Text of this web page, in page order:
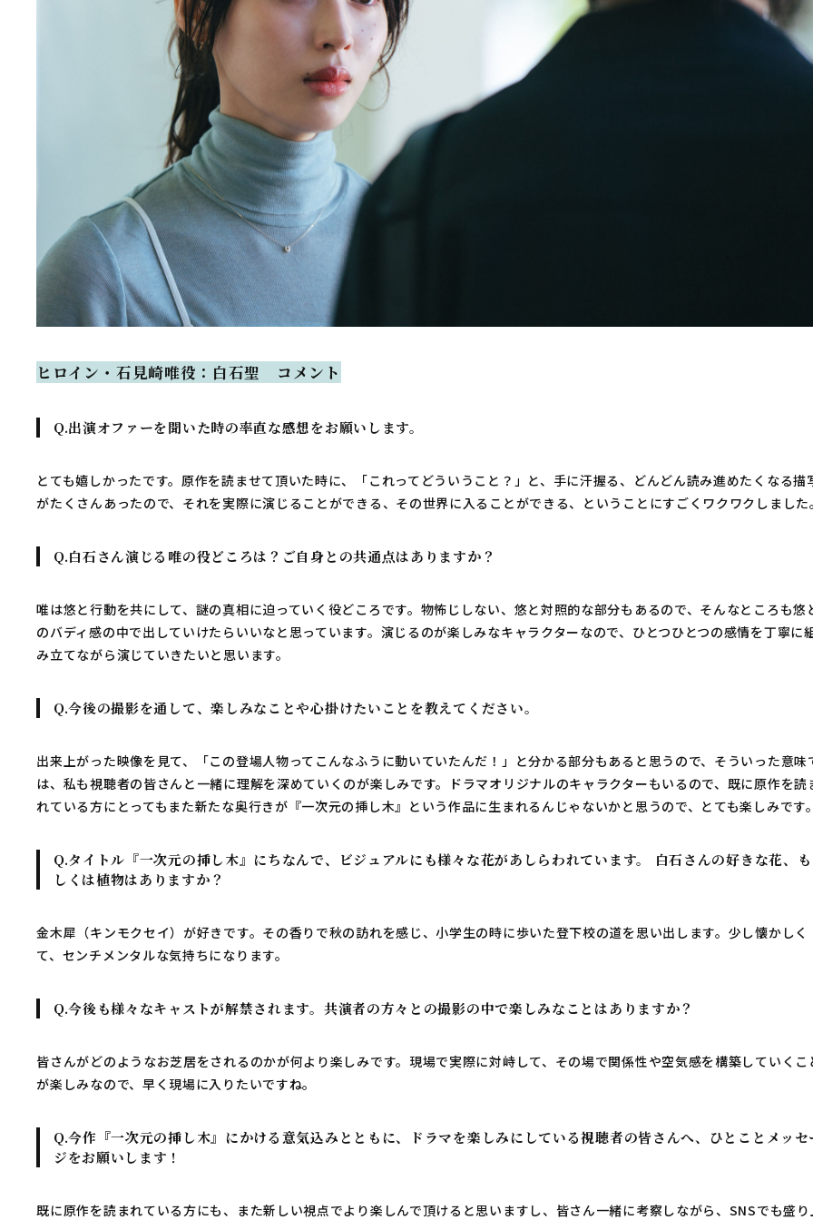
ヒロイン・石見崎唯役：白石聖 コメント
Q.出演オファーを聞いた時の率直な感想をお願いします。
とても嬉しかったです。原作を読ませて頂いた時に、「これってどういうこと？」と、手に汗握る、どんどん読み進めたくなる描
がたくさんあったので、それを実際に演じることができる、その世界に入ることができる、ということにすごくワクワクしました。
Q.白石さん演じる唯の役どころは？ご自身との共通点はありますか？
唯は悠と行動を共にして、謎の真相に迫っていく役どころです。物怖じしない、悠と対照的な部分もあるので、そんなところも悠
のバディ感の中で出していけたらいいなと思っています。演じるのが楽しみなキャラクターなので、ひとつひとつの感情を丁寧に
み立てながら演じていきたいと思います。
Q.今後の撮影を通して、楽しみなことや心掛けたいことを教えてください。
出来上がった映像を見て、「この登場人物ってこんなふうに動いていたんだ！」と分かる部分もあると思うので、そういった意味
は、私も視聴者の皆さんと一緒に理解を深めていくのが楽しみです。ドラマオリジナルのキャラクターもいるので、既に原作を読
れている方にとってもまた新たな奥行きが『一次元の挿し木』という作品に生まれるんじゃないかと思うので、とても楽しみです。
Q.タイトル『一次元の挿し木』にちなんで、ビジュアルにも様々な花があしらわれています。 白石さんの好きな花、も
しくは植物はありますか？
金木犀（キンモクセイ）が好きです。その香りで秋の訪れを感じ、小学生の時に歩いた登下校の道を思い出します。少し懐かしく
て、センチメンタルな気持ちになります。
Q.今後も様々なキャストが解禁されます。共演者の方々との撮影の中で楽しみなことはありますか？
皆さんがどのようなお芝居をされるのかが何より楽しみです。現場で実際に対峙して、その場で関係性や空気感を構築していくこ
が楽しみなので、早く現場に入りたいですね。
Q.今作『一次元の挿し木』にかける意気込みとともに、ドラマを楽しみにしている視聴者の皆さんへ、ひとことメッセ
ジをお願いします！
既に原作を読まれている方にも、また新しい視点でより楽しんで頂けると思いますし、皆さん一緒に考察しながら、SNSでも盛り